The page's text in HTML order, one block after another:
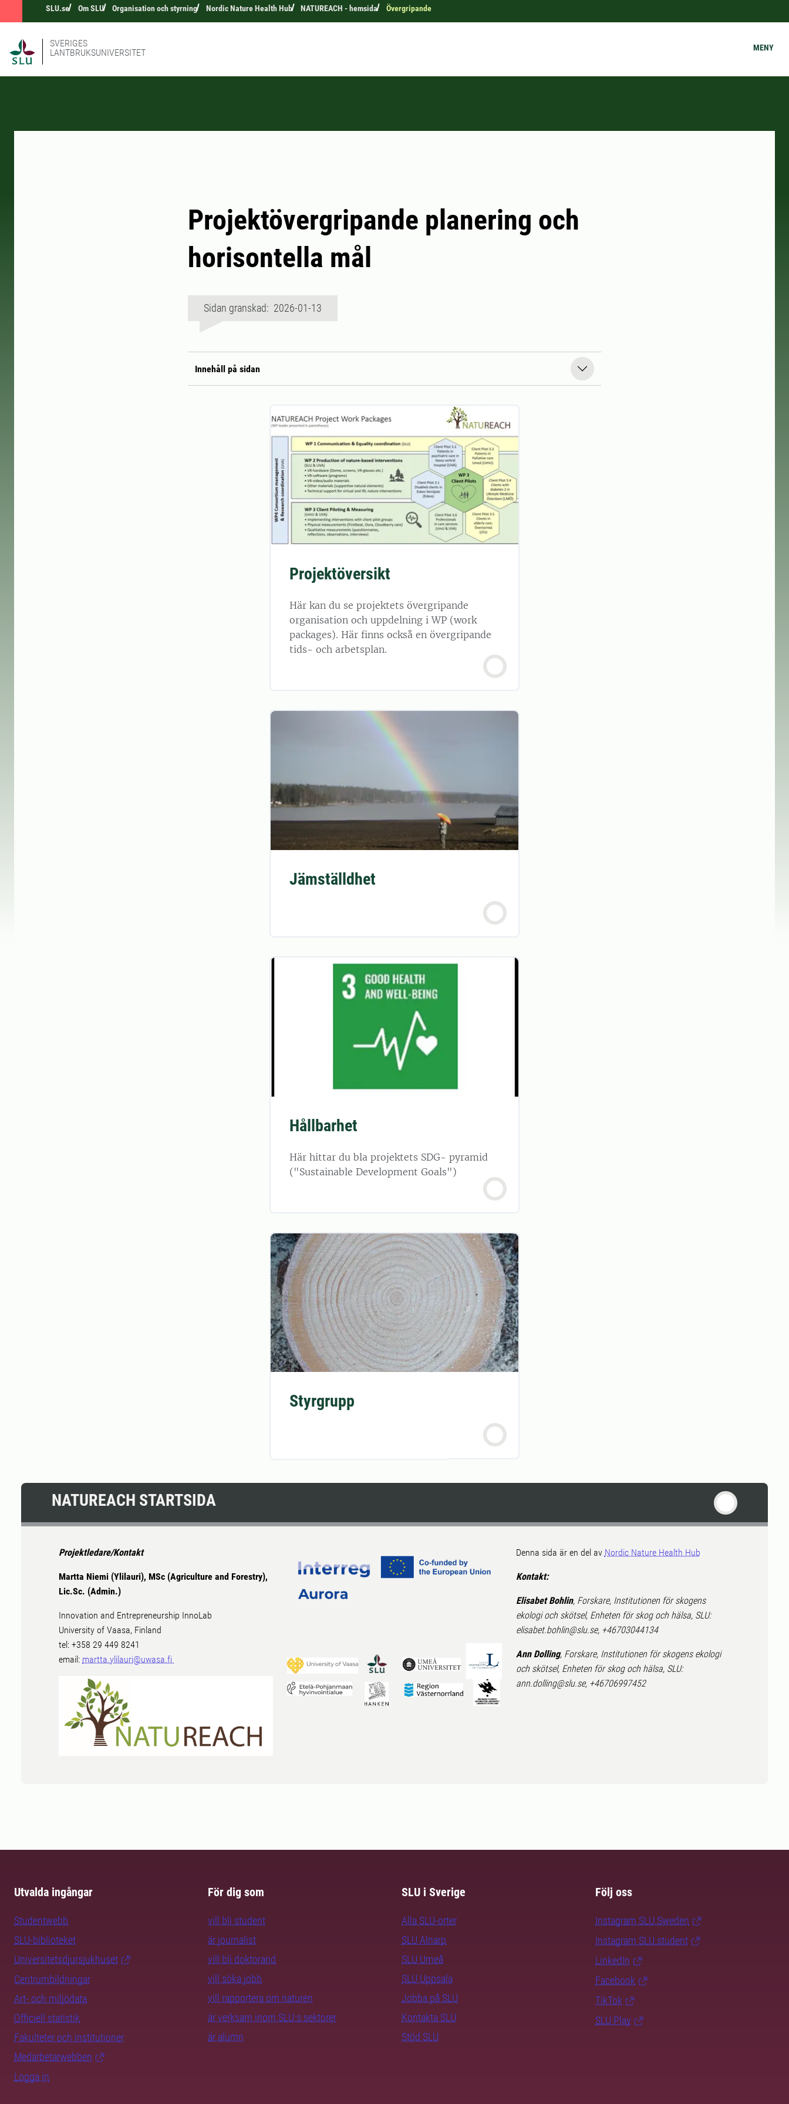
SLU.se Om SLU Organisation och styrning Nordic Nature Health Hub NATUREACH - hemsida Övergripande
SVERIGES
LANTBRUKSUNIVERSITET
MENY
Projektövergripande planering och
horisontella mål
Sidan granskad: 2026-01-13
Innehåll på sidan
Projektöversikt
Här kan du se projektets övergripande
organisation och uppdelning i WP (work
packages). Här finns också en övergripande
tids- och arbetsplan.
Jämställdhet
Hållbarhet
Här hittar du bla projektets SDG- pyramid
("Sustainable Development Goals")
Styrgrupp
NATUREACH STARTSIDA
Projektledare/Kontakt
Martta Niemi (Ylilauri), MSc (Agriculture and Forestry),
Lic.Sc. (Admin.)
Innovation and Entrepreneurship InnoLab
University of Vaasa, Finland
tel: +358 29 449 8241
email: martta.ylilauri@uwasa.fi
Denna sida är en del av Nordic Nature Health Hub
Kontakt:
Elisabet Bohlin, Forskare, Institutionen för skogens
ekologi och skötsel, Enheten för skog och hälsa, SLU:
elisabet.bohlin@slu.se, +46703044134
Ann Dolling, Forskare, Institutionen för skogens ekologi
och skötsel, Enheten för skog och hälsa, SLU:
ann.dolling@slu.se, +46706997452
Utvalda ingångar
Studentwebb
SLU-biblioteket
Universitetsdjursjukhuset
Centrumbildningar
Art- och miljödata
Officiell statistik
Fakulteter och institutioner
Medarbetarwebben
Logga in
För dig som
vill bli student
är journalist
vill bli doktorand
vill söka jobb
vill rapportera om naturen
är verksam inom SLU:s sektorer
är alumn
SLU i Sverige
Alla SLU-orter
SLU Alnarp
SLU Umeå
SLU Uppsala
Jobba på SLU
Kontakta SLU
Stöd SLU
Följ oss
Instagram SLU.Sweden
Instagram SLU.student
LinkedIn
Facebook
TikTok
SLU Play